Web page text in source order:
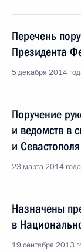
Перечень
Президента
5 декабря 2014
Поручение
и ведомств в
и
23 марта 2014
Назначены
в
19 сентября 2013